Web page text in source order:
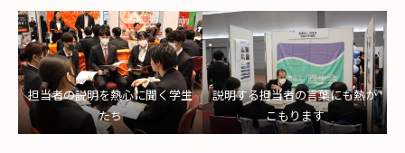
担当者の説明を熱心に聞く学生
たち
説明する担当者の言葉にも熱が
こもります